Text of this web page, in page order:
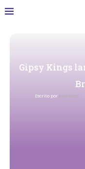
Gipsy Kings
Escrito por Redacao